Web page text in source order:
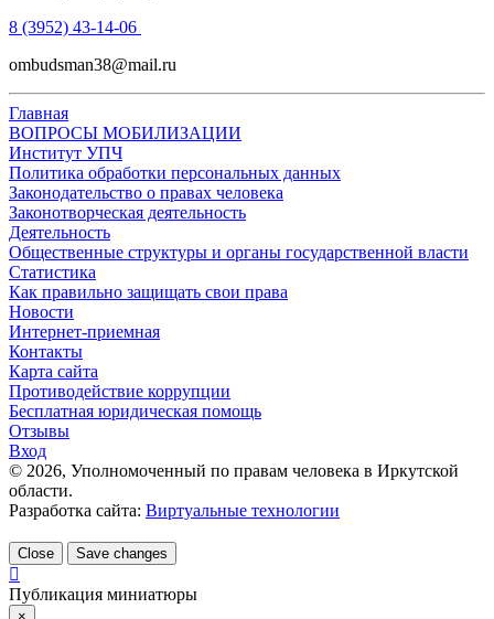
8 (3952) 43-14-06
ombudsman38@mail.ru
Главная
ВОПРОСЫ МОБИЛИЗАЦИИ
Институт УПЧ
Политика обработки персональных данных
Законодательство о правах человека
Законотворческая деятельность
Деятельность
Общественные структуры и органы государственной власти
Статистика
Как правильно защищать свои права
Новости
Интернет-приемная
Контакты
Карта сайта
Противодействие коррупции
Бесплатная юридическая помощь
Отзывы
Вход
© 2026, Уполномоченный по правам человека в Иркутской
области.
Разработка сайта: Виртуальные технологии
Close Save changes
Публикация миниатюры